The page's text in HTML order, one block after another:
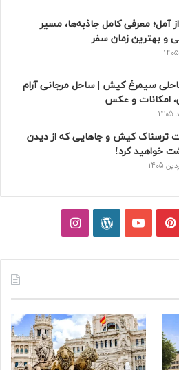
آمل؛ معرفی کامل جاذبه‌ها، مسیر
و بهترین زمان سفر
سیمرغ کیش | ساحل مرجانی آرام
امکانات و عکس
ترسناک کیش و جاهایی که از دیدن
خواهید کرد!
پینتریستیوتیوبوردپرساینستاگرام